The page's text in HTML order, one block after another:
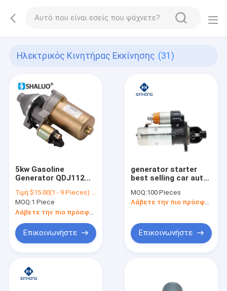
Ηλεκτρικός Κινητήρας Εκκίνησης (31)
5kw Gasoline
Generator QDJ112
Electric Motor
Brushes Motor
Gasoline 12v
Magnetic Starter
Motor
Τιμή:$15.00(1 - 9 Pieces) $14.50(10 - 49 Pieces) $14.00(50 - 99 Pieces) $13.50(>=100 Pieces)
MOQ:1 Piece
Λάβετε την πιο πρόσφατη τιμή
Επικοινωνήστε
generator starter
best selling car auto
5432,3708 5432,3708
MOQ:100 Pieces
Λάβετε την πιο πρόσφατη τιμή
Επικοινωνήστε